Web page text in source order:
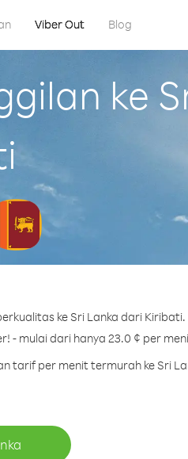
Viber Out Blog
ke
ke Sri Lanka dari Kiribati.
- mulai dari hanya 23.0 ¢ per
tarif per menit termurah ke Sri